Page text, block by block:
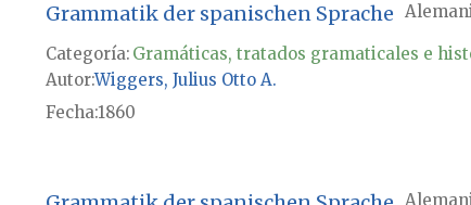
Grammatik der spanischen Sprache
Categoría: Gramáticas, tratados gramaticales e
AutorWiggers, Julius Otto A.
Fecha1860